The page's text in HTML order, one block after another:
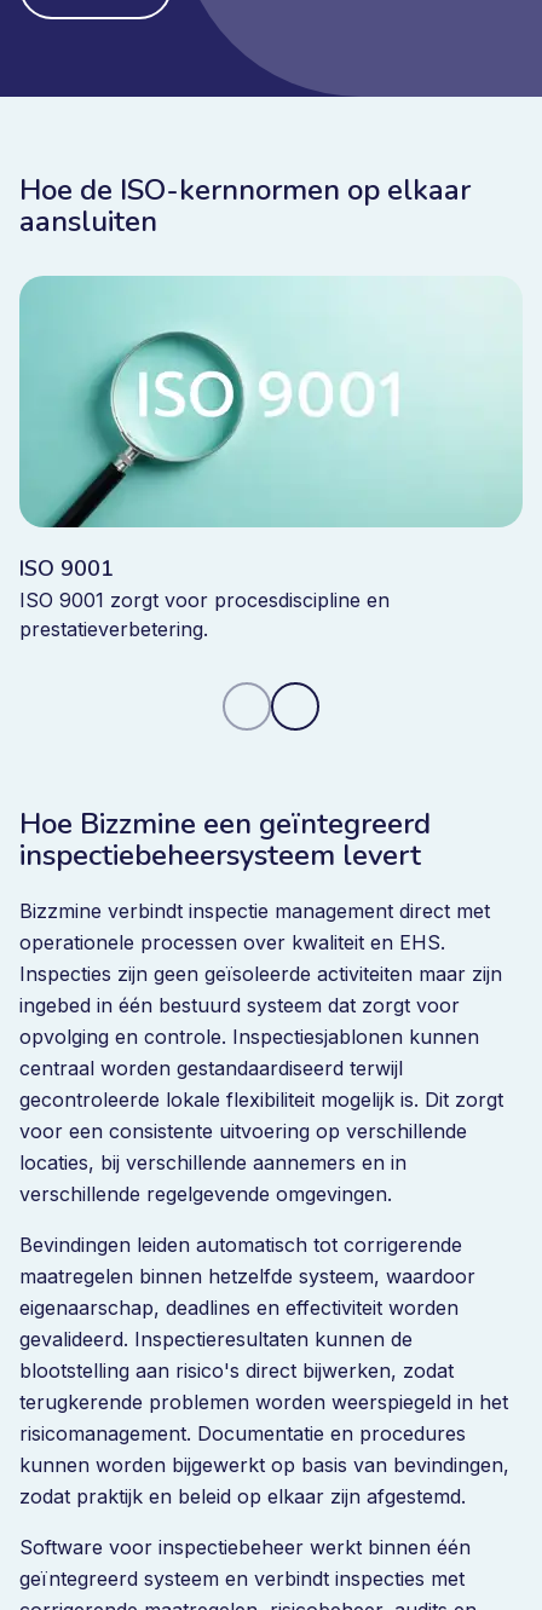
Hoe de ISO-kernnormen op elkaar
aansluiten
ISO 9001
ISO 9001 zorgt voor procesdiscipline en
prestatieverbetering.
Hoe Bizzmine een geïntegreerd
inspectiebeheersysteem levert
Bizzmine verbindt inspectie management direct met
operationele processen over kwaliteit en EHS.
Inspecties zijn geen geïsoleerde activiteiten maar zijn
ingebed in één bestuurd systeem dat zorgt voor
opvolging en controle. Inspectiesjablonen kunnen
centraal worden gestandaardiseerd terwijl
gecontroleerde lokale flexibiliteit mogelijk is. Dit zorgt
voor een consistente uitvoering op verschillende
locaties, bij verschillende aannemers en in
verschillende regelgevende omgevingen.
Bevindingen leiden automatisch tot corrigerende
maatregelen binnen hetzelfde systeem, waardoor
eigenaarschap, deadlines en effectiviteit worden
gevalideerd. Inspectieresultaten kunnen de
blootstelling aan risico's direct bijwerken, zodat
terugkerende problemen worden weerspiegeld in het
risicomanagement. Documentatie en procedures
kunnen worden bijgewerkt op basis van bevindingen,
zodat praktijk en beleid op elkaar zijn afgestemd.
Software voor inspectiebeheer werkt binnen één
geïntegreerd systeem en verbindt inspecties met